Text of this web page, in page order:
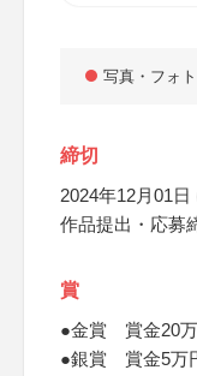
写真・フォ
締切
2024年12月01日
作品提出・応募
賞
●金賞 賞金20
●銀賞 賞金5万